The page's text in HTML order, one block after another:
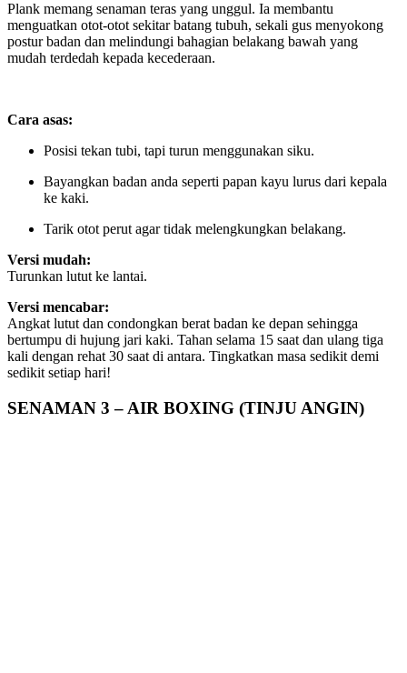
Plank memang senaman teras yang unggul. Ia membantu
menguatkan otot-otot sekitar batang tubuh, sekali gus menyokong
postur badan dan melindungi bahagian belakang bawah yang
mudah terdedah kepada kecederaan.
Cara asas:
Posisi tekan tubi, tapi turun menggunakan siku.
Bayangkan badan anda seperti papan kayu lurus dari kepala
ke kaki.
Tarik otot perut agar tidak melengkungkan belakang.
Versi mudah:
Turunkan lutut ke lantai.
Versi mencabar:
Angkat lutut dan condongkan berat badan ke depan sehingga
bertumpu di hujung jari kaki. Tahan selama 15 saat dan ulang tiga
kali dengan rehat 30 saat di antara. Tingkatkan masa sedikit demi
sedikit setiap hari!
SENAMAN 3 – AIR BOXING (TINJU ANGIN)